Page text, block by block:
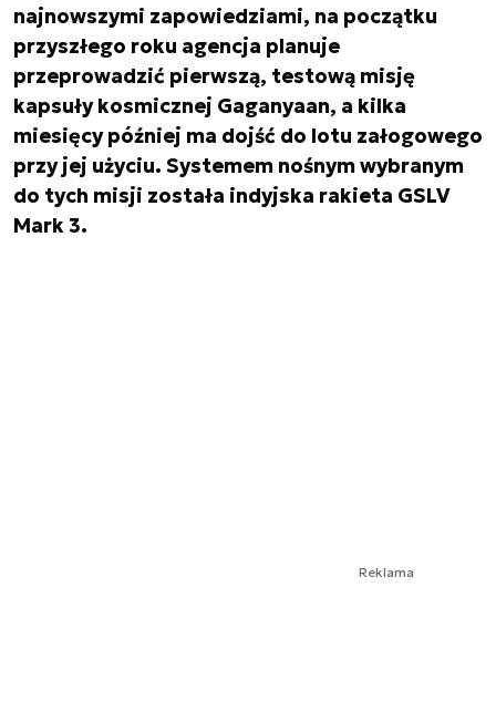
najnowszymi zapowiedziami, na początku
przyszłego roku agencja planuje
przeprowadzić pierwszą, testową misję
kapsuły kosmicznej Gaganyaan, a kilka
miesięcy później ma dojść do lotu załogowego
przy jej użyciu. Systemem nośnym wybranym
do tych misji została indyjska rakieta GSLV
Mark 3.
Reklama